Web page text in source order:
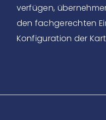
verfügen,
den fachgerechten
Konfiguration der